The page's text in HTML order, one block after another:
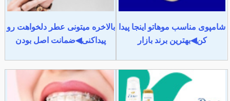
شامپوی مناسب موهاتو اینجا پیدا
کن◀بهترین برند بازار
بالاخره میتونی عطر دلخواهت رو
پیداکنی◀ضمانت اصل بودن